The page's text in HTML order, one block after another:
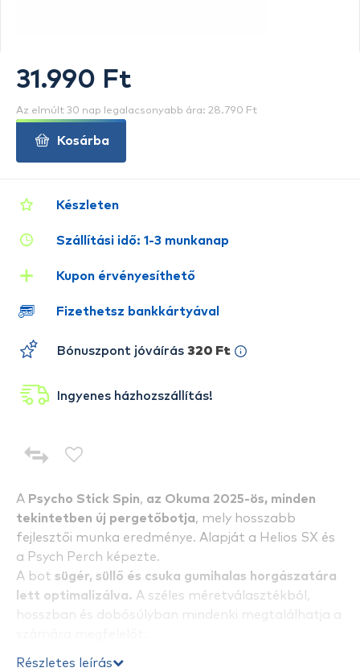
A Psycho Stick Spin, az Okuma 2025-ös, minden
tekintetben új pergetőbotja, mely hosszabb
fejlesztői munka eredménye. Alapját a Helios SX és
a Psych Perch képezte.
A bot sügér, süllő és csuka gumihalas horgászatára
lett optimalizálva. A széles méretválasztékból,
hosszban és dobósúlyban mindenki megtalálhatja a
Részletes leírás
Készleten
Szállítási idő: 1-3 munkanap
Kupon érvényesíthető
Fizethetsz bankkártyával
Bónuszpont jóváírás 320 Ft
Ingyenes házhozszállítás!
31.990 Ft
Az elmúlt 30 nap legalacsonyabb ára: 28.790 Ft
Kosárba